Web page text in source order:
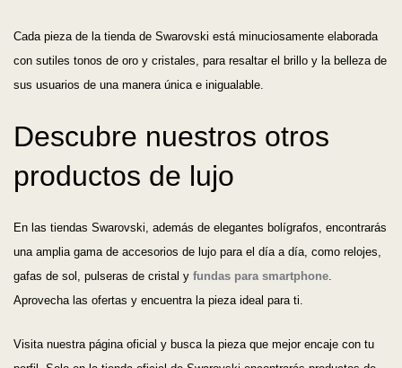
Ordenar por
Precio más alto
Cada pieza de la tienda de Swarovski está minuciosamente elaborada
con sutiles tonos de oro y cristales, para resaltar el brillo y la belleza de
sus usuarios de una manera única e inigualable.
Descubre nuestros otros
productos de lujo
En las tiendas Swarovski, además de elegantes bolígrafos, encontrarás
una amplia gama de accesorios de lujo para el día a día, como relojes,
gafas de sol, pulseras de cristal y fundas para smartphone
Aprovecha las ofertas y encuentra la pieza ideal para ti.
Visita nuestra página oficial y busca la pieza que mejor encaje con tu